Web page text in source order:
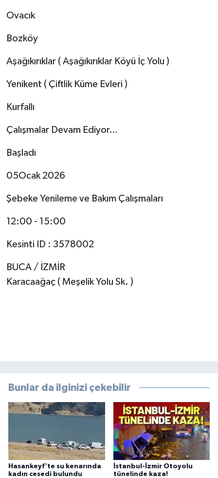
Ovacık
Bozköy
Aşağıkırıklar ( Aşağıkırıklar Köyü İç Yolu )
Yenikent ( Çiftlik Küme Evleri )
Kurfallı
Çalışmalar Devam Ediyor…
Başladı
05Ocak 2026
Şebeke Yenileme ve Bakım Çalışmaları
12:00 - 15:00
Kesinti ID : 3578002
BUCA / İZMİR
Karacaağaç ( Meşelik Yolu Sk. )
Bunlar da ilginizi çekebilir
Hasankeyf'te su kenarında
kadın cesedi bulundu
İstanbul-İzmir Otoyolu
tünelinde kaza!